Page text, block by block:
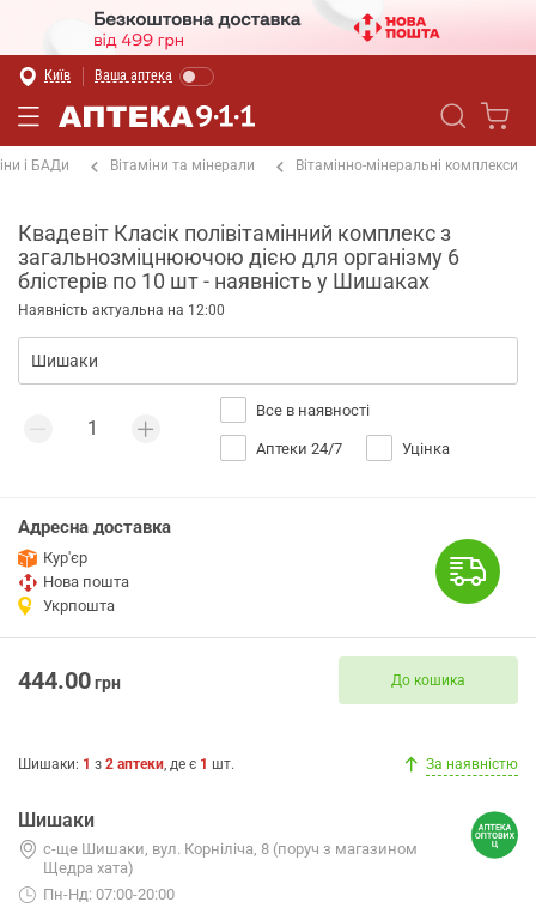
Київ Ваша аптека
і БАДи Вітаміни та мінерали Вітамінно-мінеральні комплекси
Квадевіт Класік полівітамінний комплекс з
загальнозміцнюючою дією для організму 6
блістерів по 10 шт - наявність у Шишаках
Наявність актуальна на 12:00
Все в наявності
Аптеки 24/7 Уцінка
Адресна доставка
Кур'єр
Нова пошта
Укрпошта
444.00грн До кошика
Шишаки: 1 з 2 аптеки, де є 1 шт. За наявністю
Шишаки
с-ще Шишаки, вул. Корніліча, 8 (поруч з магазином
Щедра хата)
Пн-Нд: 07:00-20:00